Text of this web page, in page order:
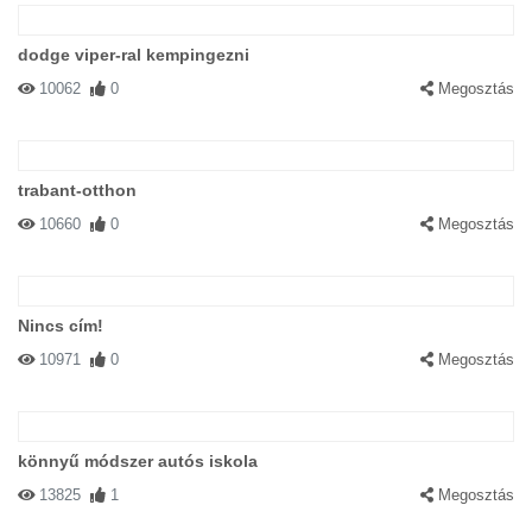
dodge viper-ral kempingezni
10062 0 Megosztás
trabant-otthon
10660 0 Megosztás
Nincs cím!
10971 0 Megosztás
könnyű módszer autós iskola
13825 1 Megosztás